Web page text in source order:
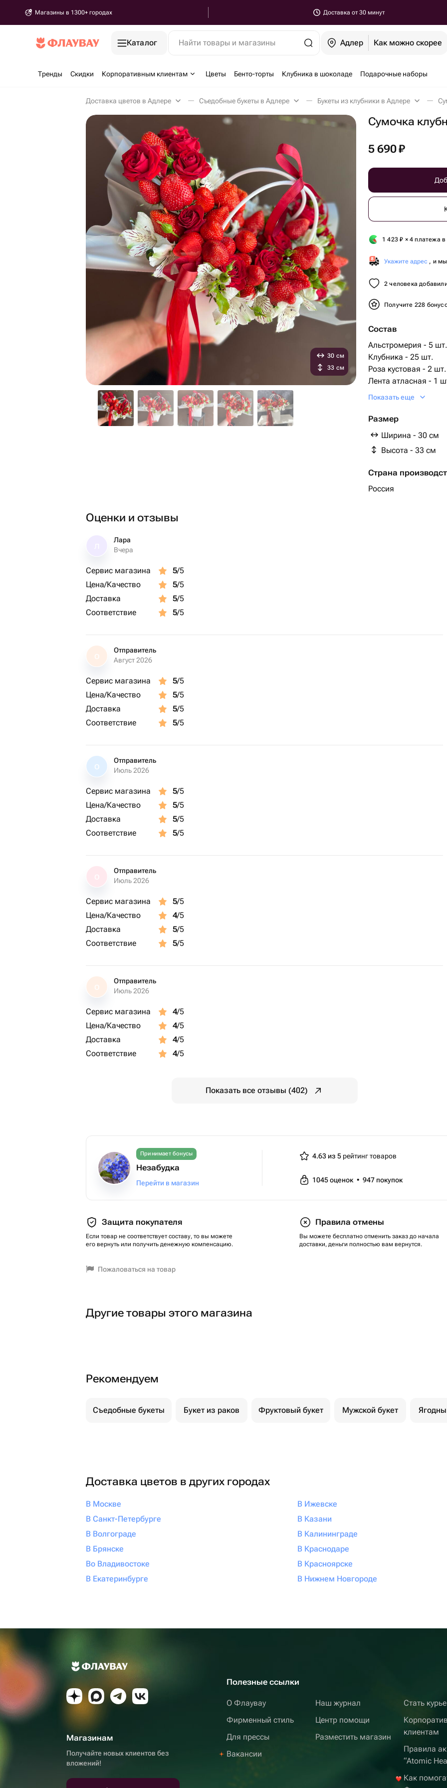
Магазины в 1300+ городах Доставка от 30 минут
Каталог Найти товары и магазины Адлер Как можно скорее
Тренды Скидки Корпоративным клиентам Цветы Бенто-торты Клубника в шоколаде Подарочные наборы
Доставка цветов в Адлере Съедобные букеты в Адлере Букеты из клубники в Адлере
Сумочка
5 690₽
1 423₽ × 4 платежа
Укажите адрес , и мы
2 человека
Получите 228
Состав
Альстромерия - 5 шт.
Клубника - 25 шт.
Роза кустовая - 2 шт.
Лента атласная - 1
Оазис - 1 шт.
спажки деревянные
Показать еще
Размер
Ширина - 30 см
Высота - 33 см
Страна
Россия
30 см
33 см
Оценки и отзывы
Лара
Вчера
Сервис магазина 5/5
Цена/Качество
5/5
Доставка
5/5
Соответствие
5/5
О
Отправитель
Август 2026
Сервис магазина 5/5
Цена/Качество
5/5
Доставка
5/5
Соответствие
5/5
О
Отправитель
Июль 2026
Сервис магазина 5/5
Цена/Качество
5/5
Доставка
5/5
Соответствие
5/5
Отправитель
Июль 2026
Сервис магазина 5/5
Цена/Качество
4/5
Доставка
5/5
Соответствие
5/5
О
Отправитель
Июль 2026
Сервис магазина 4/5
Цена/Качество
4/5
Доставка
4/5
Соответствие
4/5
Показать все отзывы (402)
Принимает бонусы
Незабудка
Перейти в магазин
4.63 из 5 рейтинг товаров
1045оценок • 947 покупок
Защита покупателя
Если товар не соответствует составу, то вы можете
его вернуть или получить денежную компенсацию.
Правила отмены
Вы можете бесплатно отменить заказ до начала
доставки, деньги полностью вам вернутся.
Пожаловаться на товар
Другие товары этого магазина
Рекомендуем
Съедобные букеты Букет из раков Фруктовый букет Мужской букет
Доставка цветов в других городах
В Москве
В Санкт-Петербурге
В Волгограде
В Брянске
Во Владивостоке
В Екатеринбурге
В Ижевске
В Казани
В Калининграде
В Краснодаре
В Красноярске
В Нижнем Новгороде
Магазинам
Получайте новых клиентов без
вложений!
Полезные ссылки
О Флаувау
Фирменный стиль
Для прессы
Вакансии
Наш журнал
Центр помощи
Разместить магазин
Стать
клиентам
Правила
“Atomic
Как